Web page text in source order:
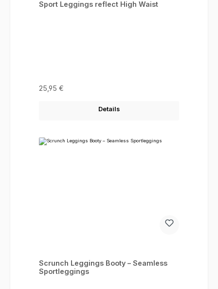
Sport Leggings reflect High Waist
Regulärer Preis:
25,95 €
Details
Scrunch Leggings Booty – Seamless
Sportleggings